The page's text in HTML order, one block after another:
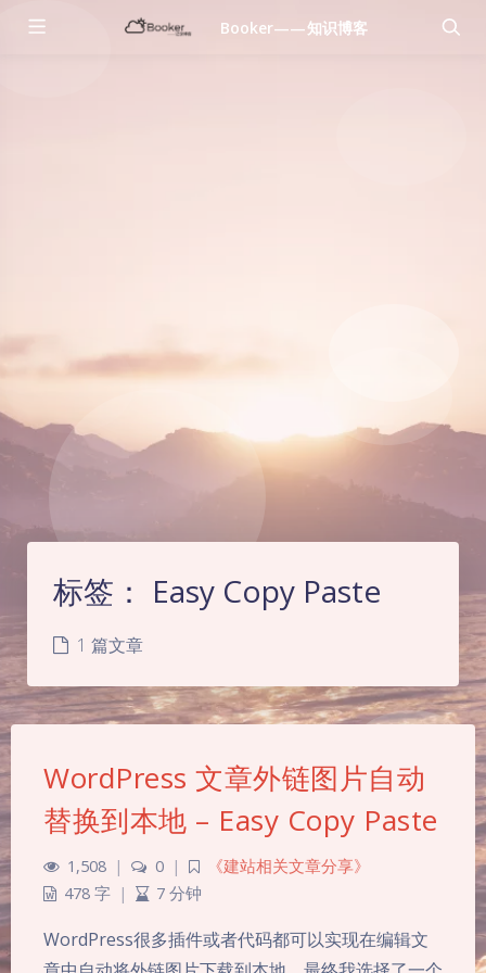
Booker——知识博客
标签： Easy Copy Paste
1 篇文章
WordPress 文章外链图片自动
替换到本地 – Easy Copy Paste
1,508 | 0 |
《建站相关文章分享》
478 字 | 7 分钟
WordPress很多插件或者代码都可以实现在编辑文